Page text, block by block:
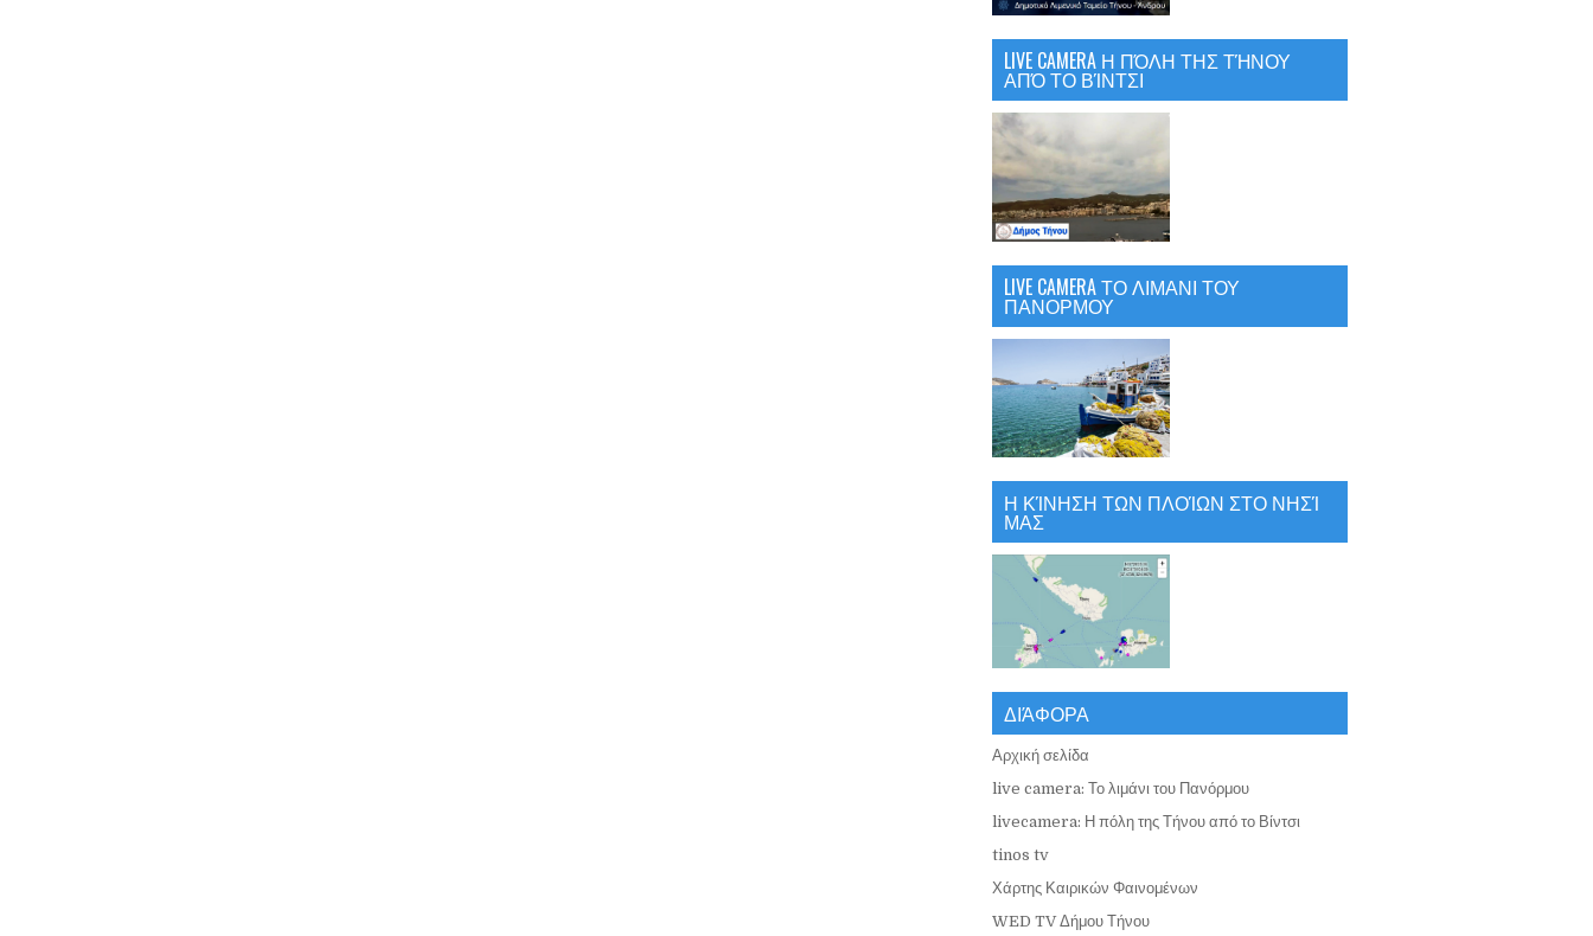
LIVE CAMERA Η ΠΌΛΗ ΤΗΣ ΤΉΝΟΥ
ΑΠΌ ΤΟ ΒΊΝΤΣΙ
LIVE CAMERA ΤΟ ΛΙΜΑΝΙ ΤΟΥ
ΠΑΝΟΡΜΟΥ
Η ΚΊΝΗΣΗ ΤΩΝ ΠΛΟΊΩΝ ΣΤΟ ΝΗΣΊ
ΜΑΣ
ΔΙΆΦΟΡΑ
Αρχική σελίδα
live camera: Το λιμάνι του Πανόρμου
livecamera: Η πόλη της Τήνου από το Βίντσι
tinos tv
Χάρτης Καιρικών Φαινομένων
WED TV Δήμου Τήνου